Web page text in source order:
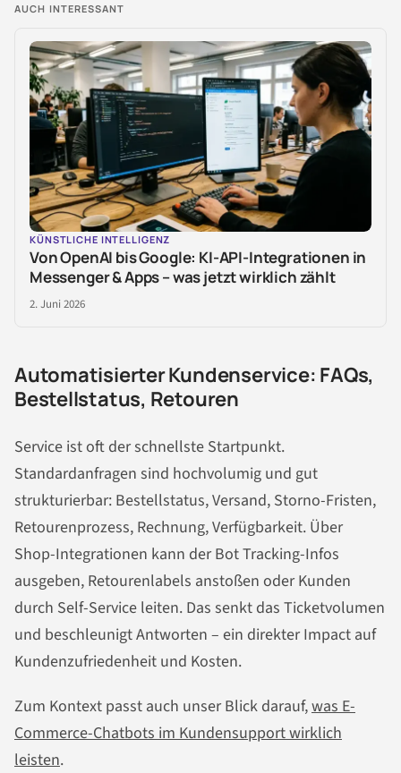
AUCH INTERESSANT
KÜNSTLICHE INTELLIGENZ
Von OpenAI bis Google: KI-API-Integrationen in
Messenger & Apps – was jetzt wirklich zählt
2. Juni 2026
Automatisierter Kundenservice: FAQs,
Bestellstatus, Retouren
Service ist oft der schnellste Startpunkt.
Standardanfragen sind hochvolumig und gut
strukturierbar: Bestellstatus, Versand, Storno-Fristen,
Retourenprozess, Rechnung, Verfügbarkeit. Über
Shop-Integrationen kann der Bot Tracking-Infos
ausgeben, Retourenlabels anstoßen oder Kunden
durch Self-Service leiten. Das senkt das Ticketvolumen
und beschleunigt Antworten – ein direkter Impact auf
Kundenzufriedenheit und Kosten.
Zum Kontext passt auch unser Blick darauf,was E-
Commerce-Chatbots im Kundensupport wirklich
leisten.